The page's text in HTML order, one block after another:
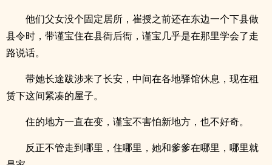
他们父女没个固定居所，崔授之前还在东边一个下县做
县令时，带谨宝住在县衙后衙，谨宝几乎是在那里学会了走
路说话。
带她长途跋涉来了长安，中间在各地驿馆休息，现在租
赁下这间紧凑的屋子。
住的地方一直在变，谨宝不害怕新地方，也不好奇。
反正不管走到哪里，住哪里，她和爹爹在哪里，哪里就